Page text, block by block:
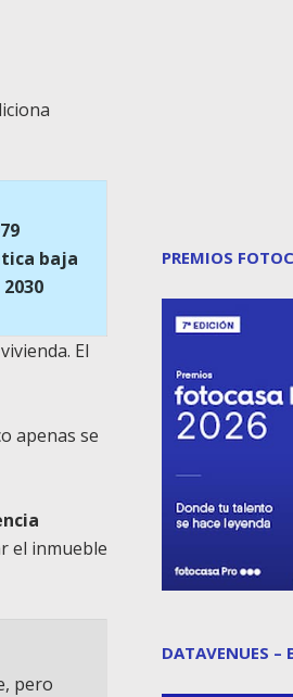
baja
El
apenas se
el inmueble
pero
PREMIOS
DATAVENUES